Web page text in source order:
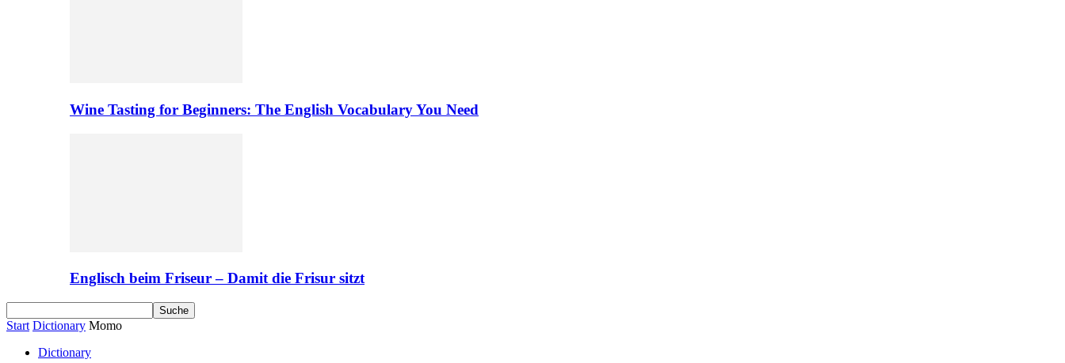
Wine Tasting for Beginners: The English Vocabulary You Need
Englisch beim Friseur – Damit die Frisur sitzt
Start Dictionary Momo
Dictionary